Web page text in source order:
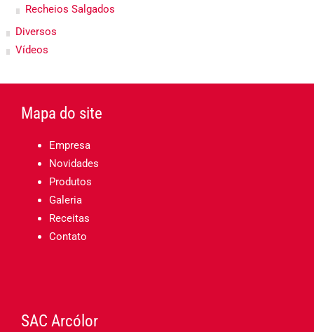
Recheios Salgados
Diversos
Vídeos
Mapa do site
Empresa
Novidades
Produtos
Galeria
Receitas
Contato
SAC Arcólor